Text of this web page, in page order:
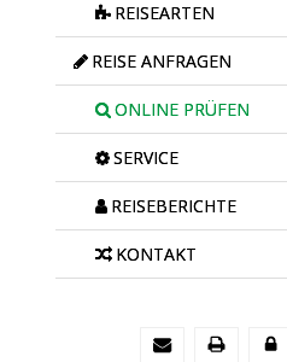
REISEARTEN
REISE ANFRAGEN
ONLINE PRÜFEN
SERVICE
REISEBERICHTE
KONTAKT